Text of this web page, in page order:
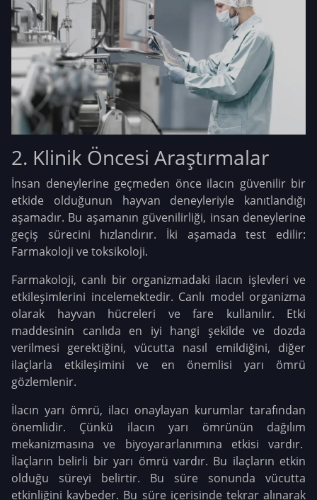
2. Klinik Öncesi Araştırmalar
İnsan deneylerine geçmeden önce ilacın güvenilir bir
etkide olduğunun hayvan deneyleriyle kanıtlandığı
aşamadır. Bu aşamanın güvenilirliği, insan deneylerine
geçiş sürecini hızlandırır. İki aşamada test edilir:
Farmakoloji ve toksikoloji.
Farmakoloji, canlı bir organizmadaki ilacın işlevleri ve
etkileşimlerini incelemektedir. Canlı model organizma
olarak hayvan hücreleri ve fare kullanılır. Etki
maddesinin canlıda en iyi hangi şekilde ve dozda
verilmesi gerektiğini, vücutta nasıl emildiğini, diğer
ilaçlarla etkileşimini ve en önemlisi yarı ömrü
gözlemlenir.
İlacın yarı ömrü, ilacı onaylayan kurumlar tarafından
önemlidir. Çünkü ilacın yarı ömrünün dağılım
mekanizmasına ve biyoyararlanımına etkisi vardır.
İlaçların belirli bir yarı ömrü vardır. Bu ilaçların etkin
olduğu süreyi belirtir. Bu süre sonunda vücutta
etkinliğini kaybeder. Bu süre içerisinde tekrar alınarak